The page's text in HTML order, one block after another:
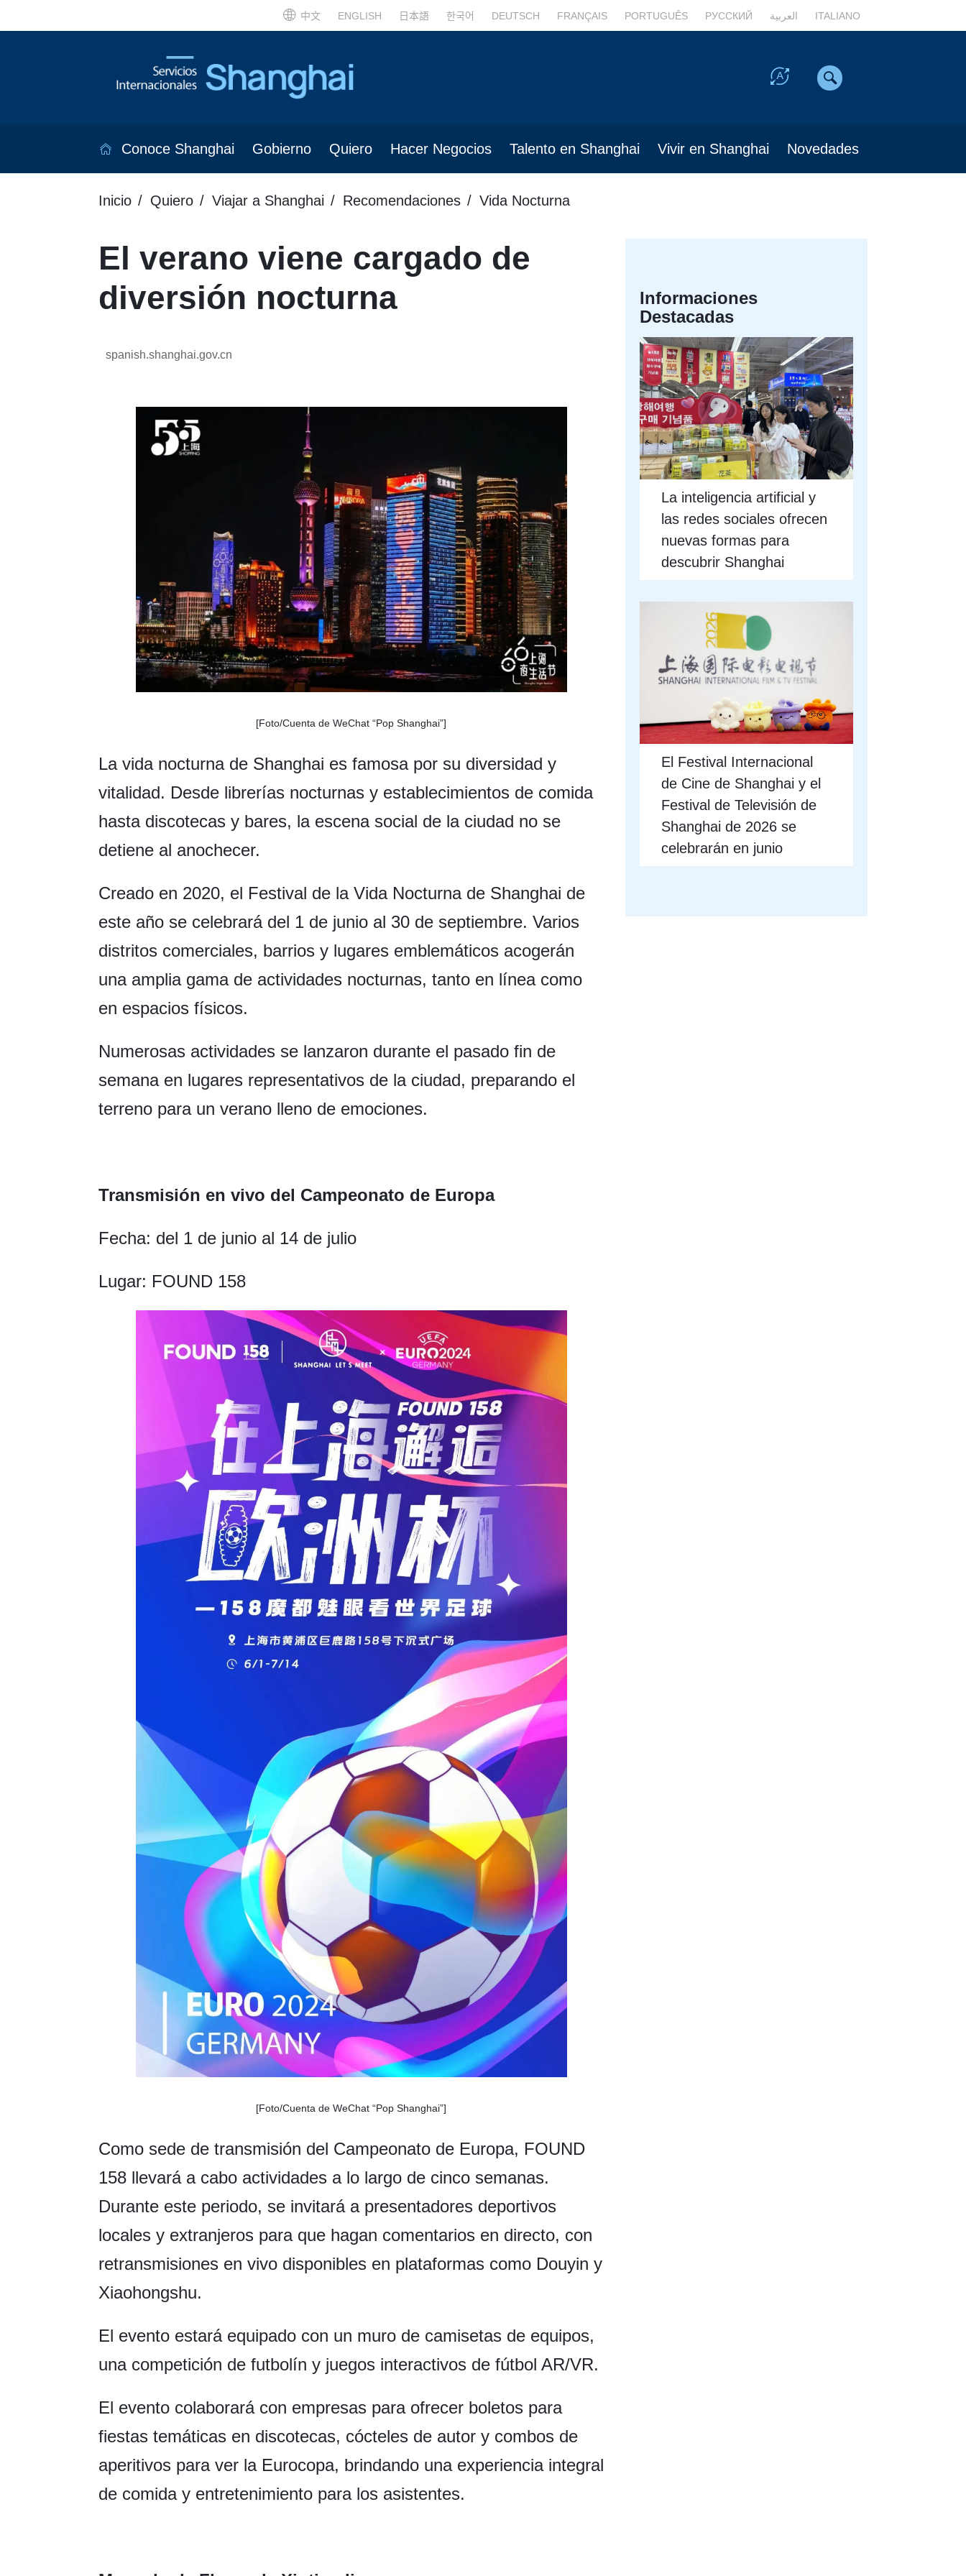
中文 ENGLISH 日本語 한국어 DEUTSCH FRANÇAIS PORTUGUÊS РУССКИЙ العربية ITALIANO
Conoce Shanghai Gobierno Quiero Hacer Negocios Talento en Shanghai Vivir en Shanghai Novedades
Inicio Quiero Viajar a Shanghai Recomendaciones Vida Nocturna
El verano viene cargado de
diversión nocturna
spanish.shanghai.gov.cn
[Foto/Cuenta de WeChat “Pop Shanghai”]
La vida nocturna de Shanghai es famosa por su diversidad y
vitalidad. Desde librerías nocturnas y establecimientos de comida
hasta discotecas y bares, la escena social de la ciudad no se
detiene al anochecer.
Creado en 2020, el Festival de la Vida Nocturna de Shanghai de
este año se celebrará del 1 de junio al 30 de septiembre. Varios
distritos comerciales, barrios y lugares emblemáticos acogerán
una amplia gama de actividades nocturnas, tanto en línea como
en espacios físicos.
Numerosas actividades se lanzaron durante el pasado fin de
semana en lugares representativos de la ciudad, preparando el
terreno para un verano lleno de emociones.
Transmisión en vivo del Campeonato de Europa
Fecha: del 1 de junio al 14 de julio
Lugar: FOUND 158
[Foto/Cuenta de WeChat “Pop Shanghai”]
Como sede de transmisión del Campeonato de Europa, FOUND
158 llevará a cabo actividades a lo largo de cinco semanas.
Durante este periodo, se invitará a presentadores deportivos
locales y extranjeros para que hagan comentarios en directo, con
retransmisiones en vivo disponibles en plataformas como Douyin y
Xiaohongshu.
El evento estará equipado con un muro de camisetas de equipos,
una competición de futbolín y juegos interactivos de fútbol AR/VR.
El evento colaborará con empresas para ofrecer boletos para
fiestas temáticas en discotecas, cócteles de autor y combos de
aperitivos para ver la Eurocopa, brindando una experiencia integral
de comida y entretenimiento para los asistentes.
Informaciones
Destacadas
La inteligencia artificial y
las redes sociales ofrecen
nuevas formas para
descubrir Shanghai
El Festival Internacional
de Cine de Shanghai y el
Festival de Televisión de
Shanghai de 2026 se
celebrarán en junio